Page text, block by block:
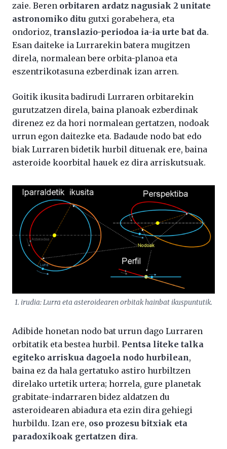
zaie. Beren orbitaren ardatz nagusiak 2 unitate
astronomiko ditu gutxi gorabehera, eta
ondorioz, translazio-periodoa ia-ia urte bat da.
Esan daiteke ia Lurrarekin batera mugitzen
direla, normalean bere orbita-planoa eta
eszentrikotasuna ezberdinak izan arren.
Goitik ikusita badirudi Lurraren orbitarekin
gurutzatzen direla, baina planoak ezberdinak
direnez ez da hori normalean gertatzen, nodoak
urrun egon daitezke eta. Badaude nodo bat edo
biak Lurraren bidetik hurbil dituenak ere, baina
asteroide koorbital hauek ez dira arriskutsuak.
1. irudia: Lurra eta asteroidearen orbitak hainbat ikuspuntutik.
Adibide honetan nodo bat urrun dago Lurraren
orbitatik eta bestea hurbil. Pentsa liteke talka
egiteko arriskua dagoela nodo hurbilean,
baina ez da hala gertatuko astiro hurbiltzen
direlako urtetik urtera; horrela, gure planetak
grabitate-indarraren bidez aldatzen du
asteroidearen abiadura eta ezin dira gehiegi
hurbildu. Izan ere, oso prozesu bitxiak eta
paradoxikoak gertatzen dira.